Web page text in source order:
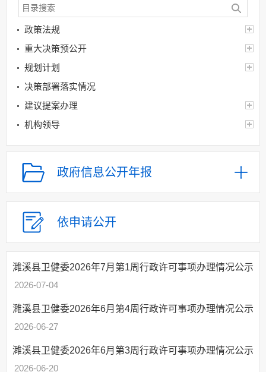
政策法规
重大决策预公开
规划计划
决策部署落实情况
建议提案办理
机构领导
机构设置
人事信息
财政资金
应急管理
乡村振兴（精准脱贫）
整情况
公共服务和中介服务
行政权力运行
行政权力运行结果
行政许可
行政处罚
政府信息公开年报
依申请公开
濉溪县卫健委2026年7月第1周行政许可事项办理情况公示
2026-07-04
濉溪县卫健委2026年6月第4周行政许可事项办理情况公示
2026-06-27
濉溪县卫健委2026年6月第3周行政许可事项办理情况公示
2026-06-20